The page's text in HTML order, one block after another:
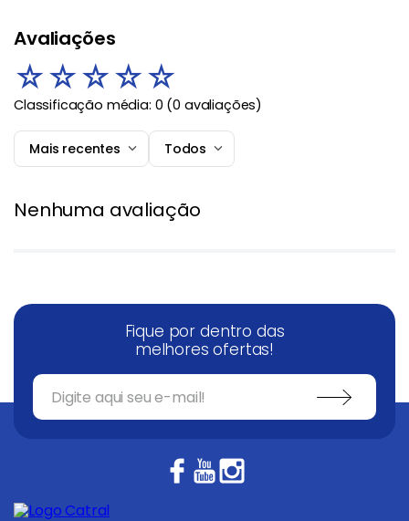
Avaliações
☆☆☆☆☆
Classificação média: 0 (0 avaliações)
Mais recentes Todos
Nenhuma avaliação
Fique por dentro das
melhores ofertas!